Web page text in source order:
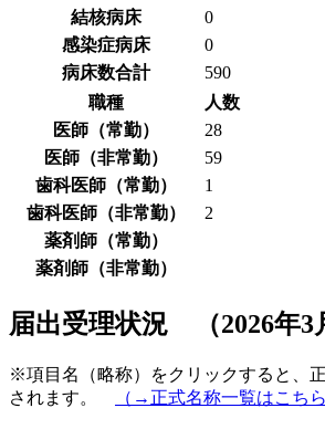
結核病床
0
感染症病床
0
病床数合計
590
職種
人数
医師（常勤）
28
医師（非常勤）
59
歯科医師（常勤）
1
歯科医師（非常勤）
2
薬剤師（常勤）
薬剤師（非常勤）
届出受理状況 （2026年3
※項目名（略称）をクリックすると、
されます。
（→正式名称一覧はこちら